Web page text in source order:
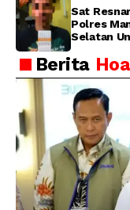
Illegal
Waserawi,
Manokwari
Sat
Polres
Selatan
Narkotika
Ganja
Berita